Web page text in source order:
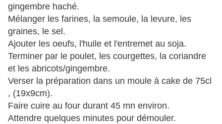
gingembre haché.
Mélanger les farines, la semoule, la levure, les
graines, le sel.
Ajouter les oeufs, l'huile et l'entremet au soja.
Terminer par le poulet, les courgettes, la coriandre
et les abricots/gingembre.
Verser la préparation dans un moule à cake de 75cl
, (19x9cm).
Faire cuire au four durant 45 mn environ.
Attendre quelques minutes pour démouler.